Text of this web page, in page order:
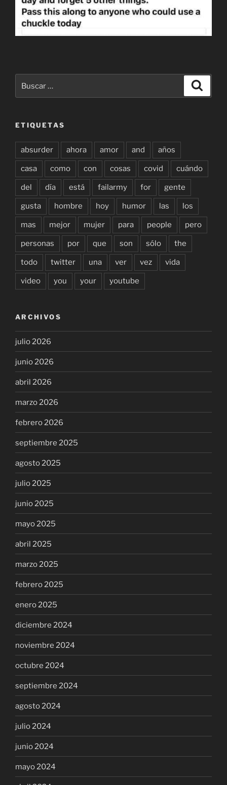
por:
ETIQUETAS
absurder ahora amor and años
casa como con cosas covid cuándo
del día está failarmy for gente
gusta hombre hoy humor las los
mas mejor mujer para people pero
personas por que son sólo the
todo twitter una ver vez vida
video you your youtube
ARCHIVOS
julio 2026
junio 2026
abril 2026
marzo 2026
febrero 2026
septiembre 2025
agosto 2025
julio 2025
junio 2025
mayo 2025
abril 2025
marzo 2025
febrero 2025
enero 2025
diciembre 2024
noviembre 2024
octubre 2024
septiembre 2024
agosto 2024
julio 2024
junio 2024
mayo 2024